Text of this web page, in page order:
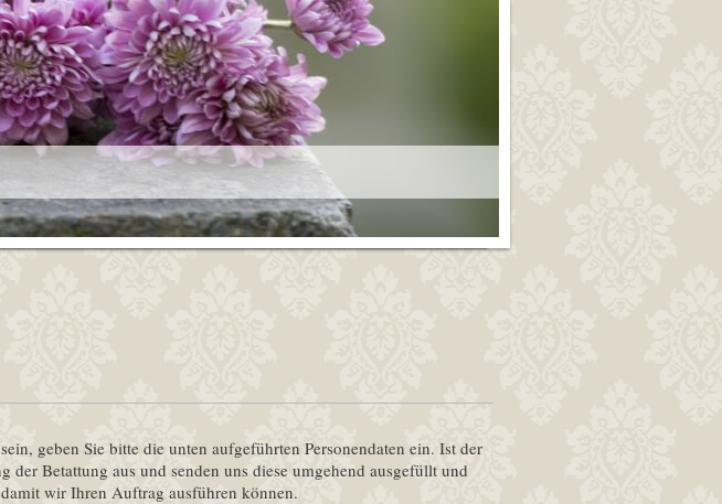
geben Sie bitte die unten aufgeführten Personendaten ein. Ist der
Betattung aus und senden uns diese umgehend ausgefüllt und
wir Ihren Auftrag ausführen können.